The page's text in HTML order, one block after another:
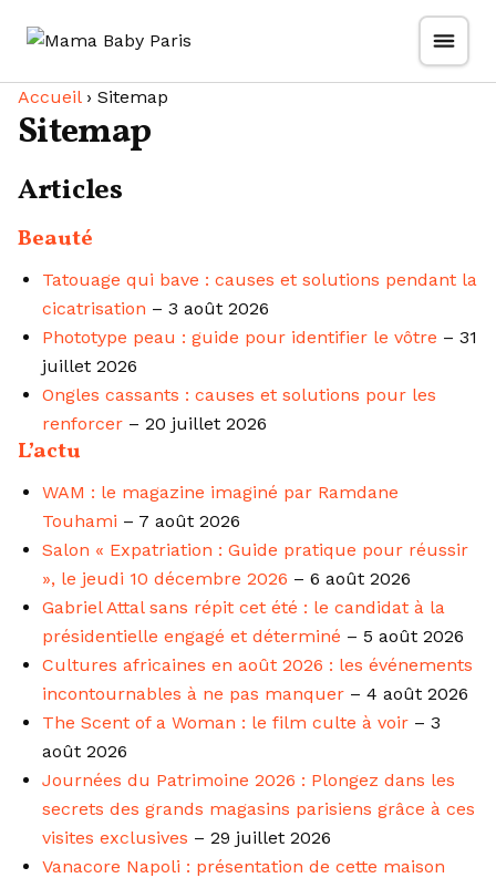
Accueil › Sitemap
Sitemap
Articles
Beauté
Tatouage qui bave : causes et solutions pendant la
cicatrisation – 3 août 2026
Phototype peau : guide pour identifier le vôtre – 31
juillet 2026
Ongles cassants : causes et solutions pour les
renforcer – 20 juillet 2026
L’actu
WAM : le magazine imaginé par Ramdane
Touhami – 7 août 2026
Salon « Expatriation : Guide pratique pour réussir
», le jeudi 10 décembre 2026 – 6 août 2026
Gabriel Attal sans répit cet été : le candidat à la
présidentielle engagé et déterminé – 5 août 2026
Cultures africaines en août 2026 : les événements
incontournables à ne pas manquer – 4 août 2026
The Scent of a Woman : le film culte à voir – 3
août 2026
Journées du Patrimoine 2026 : Plongez dans les
secrets des grands magasins parisiens grâce à ces
visites exclusives – 29 juillet 2026
Vanacore Napoli : présentation de cette maison